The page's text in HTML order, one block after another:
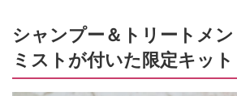
シャンプー＆トリートメ
ミストが付いた限定キット